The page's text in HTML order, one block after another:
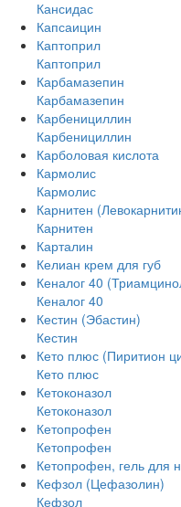
Кансидас
Капсаицин
Каптоприл
Каптоприл
Карбамазепин
Карбамазепин
Карбенициллин
Карбенициллин
Карболовая кислота
Кармолис
Кармолис
Карнитен
Карнитен
Карталин
Келиан крем для губ
Кеналог 40
Кеналог 40
Кестин (Эбастин)
Кестин
Кето плюс (Пиритион
Кето плюс
Кетоконазол
Кетоконазол
Кетопрофен
Кетопрофен
Кетопрофен, гель для
Кефзол (Цефазолин)
Кефзол